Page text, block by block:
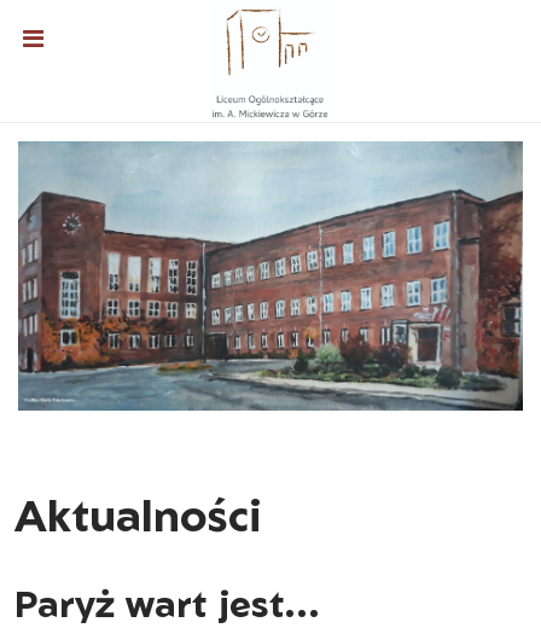
Aktualności
Paryż wart jest...